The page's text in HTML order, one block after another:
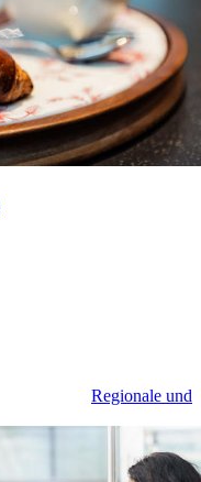
Regionale und